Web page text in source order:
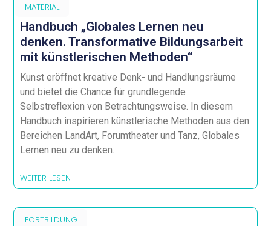
MATERIAL
Handbuch „Globales Lernen neu
denken. Transformative Bildungsarbeit
mit künstlerischen Methoden“
Kunst eröffnet kreative Denk- und Handlungsräume
und bietet die Chance für grundlegende
Selbstreflexion von Betrachtungsweise. In diesem
Handbuch inspirieren künstlerische Methoden aus den
Bereichen LandArt, Forumtheater und Tanz, Globales
Lernen neu zu denken.
WEITER LESEN
FORTBILDUNG